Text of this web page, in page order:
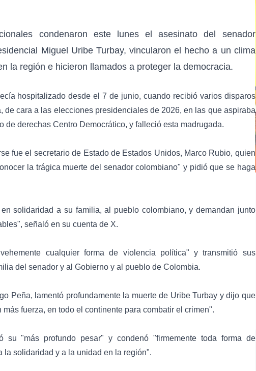
condenaron este lunes el asesinato del senador
Miguel Uribe Turbay, vincularon el hecho a un clima
la región e hicieron llamados a proteger la democracia.
hospitalizado desde el 7 de junio, cuando recibió varios disparos
de cara a las elecciones presidenciales de 2026, en las que aspiraba
de derechas Centro Democrático, y falleció esta madrugada.
fue el secretario de Estado de Estados Unidos, Marco Rubio, quien
la trágica muerte del senador colombiano" y pidió que se haga
solidaridad a su familia, al pueblo colombiano, y demandan junto
señaló en su cuenta de X.
cualquier forma de violencia política" y transmitió sus
del senador y al Gobierno y al pueblo de Colombia.
Peña, lamentó profundamente la muerte de Uribe Turbay y dijo que
fuerza, en todo el continente para combatir el crimen".
su "más profundo pesar" y condenó "firmemente toda forma de
solidaridad y a la unidad en la región".